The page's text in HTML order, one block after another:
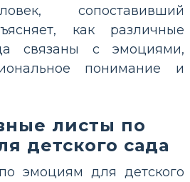
сопоставивший
как различные
связаны с эмоциями,
понимание и
листы по
детского сада
эмоциям для детского